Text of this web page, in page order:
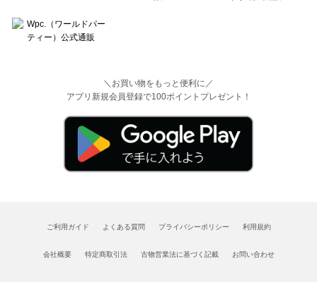
＼お買い物をもっと便利に／
アプリ新規会員登録で100ポイントプレゼント！
ご利用ガイド よくある質問 プライバシーポリシー 利用規約
会社概要 特定商取引法 古物営業法に基づく記載 お問い合わせ